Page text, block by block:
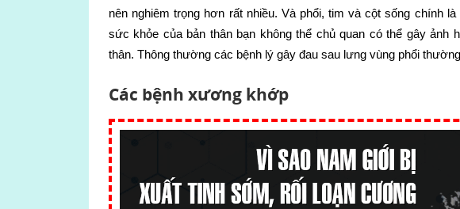
nên nghiêm trọng hơn rất nhiều. Và phổi, tim và cột sống chính
sức khỏe của bản thân bạn không thể chủ quan có thể gây ảnh
thân. Thông thường các bệnh lý gây đau sau lưng vùng phổi
Các bệnh xương khớp